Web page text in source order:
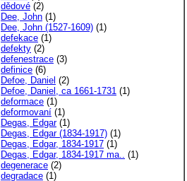
dědové (2)
Dee, John (1)
Dee, John (1527-1609) (1)
defekace (1)
defekty (2)
defenestrace (3)
definice (6)
Defoe, Daniel (2)
Defoe, Daniel, ca 1661-1731 (1)
deformace (1)
deformovaní (1)
Degas, Edgar(1)
Degas, Edgar (1834-1917) (1)
Degas, Edgar, 1834-1917 (1)
Degas, Edgar, 1834-1917 ma.. (1)
degenerace (2)
degradace (1)